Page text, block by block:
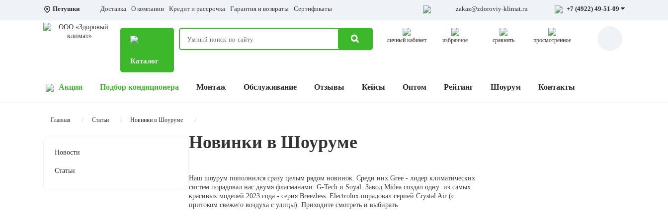
Петушки Доставка О компании Кредит и рассрочка Гарантия и возвраты Сертификаты zakaz@zdoroviy-klimat.ru +7 (4922) 49-51-09
Каталог
личный кабинет избранное сравнить просмотренное
Акции Подбор кондиционера Монтаж Обслуживание Отзывы Кейсы Оптом Рейтинг Шоурум Контакты
Главная Статьи Новинки в Шоуруме
Новости
Статьи
Новинки в Шоуруме
Наш шоурум пополнился сразу целым рядом новинок. Среди них Gree - лидер климатических
систем порадовал нас двумя флагманами: G-Tech и Soyal. Завод Midea создал одну из самых
красивых моделей 2023 года - серия Breezless. Electrolux порадовал серией Crystal Air (с
притоком свежего воздуха с улицы). Приходите смотреть и выбирать